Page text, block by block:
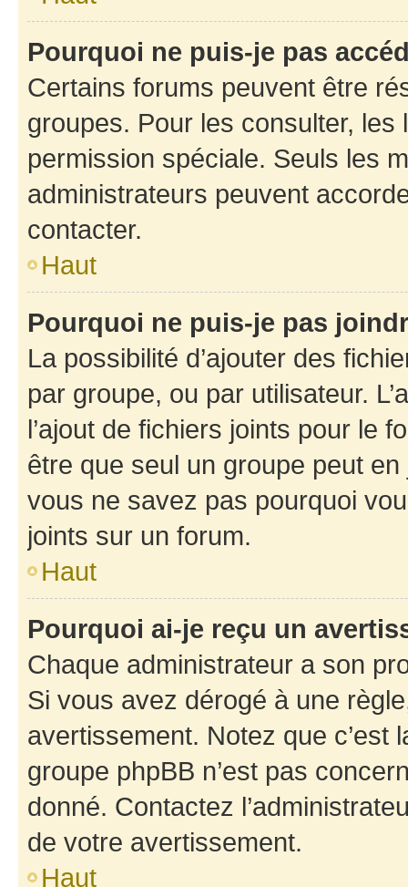
Pourquoi ne puis-je pas
Certains forums peuvent être
groupes. Pour les consulter,
permission spéciale. Seuls les
administrateurs peuvent
contacter.
Haut
Pourquoi ne puis-je pas
La possibilité d’ajouter des
par groupe, ou par utilisateur.
l’ajout de fichiers joints pour le
être que seul un groupe peut
vous ne savez pas pourquoi
joints sur un forum.
Haut
Pourquoi ai-je reçu un
Chaque administrateur a son
Si vous avez dérogé à une
avertissement. Notez que c’est
groupe phpBB n’est pas
donné. Contactez
de votre avertissement.
Haut